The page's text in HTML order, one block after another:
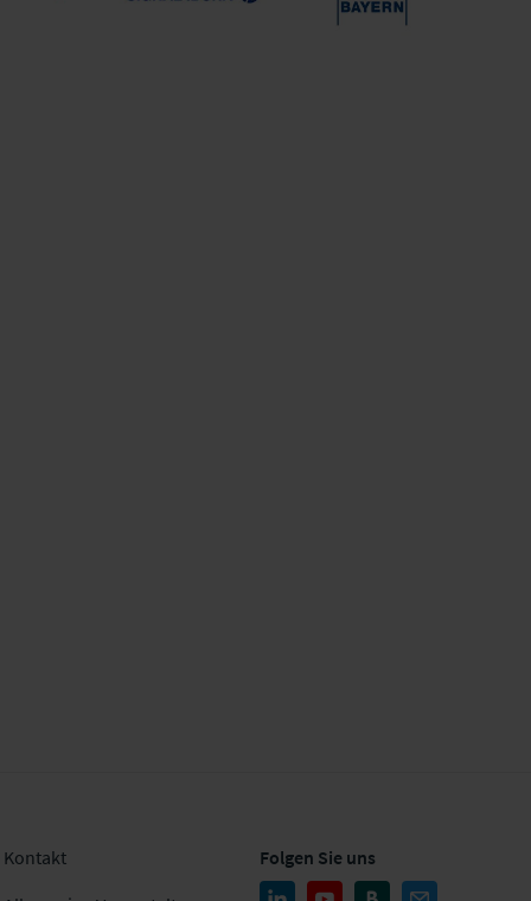
Kontakt
Folgen Sie uns